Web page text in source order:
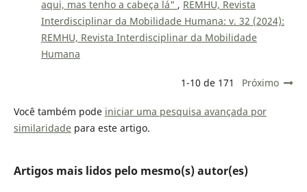
aqui, mas tenho a cabeça lá" , REMHU, Revista
Interdisciplinar da Mobilidade Humana: v. 32 (2024):
REMHU, Revista Interdisciplinar da Mobilidade
Humana
1-10 de 171 Próximo
Você também pode iniciar uma pesquisa avançada por
similaridadepara este artigo.
Artigos mais lidos pelo mesmo(s) autor(es)